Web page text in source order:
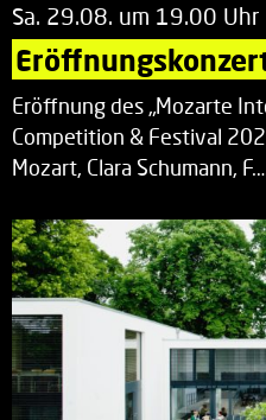
Sa. 29.08. um 19.00 Uhr
Eröffnung des „Mozarte
Competition & Festival
Mozart, Clara Schumann,